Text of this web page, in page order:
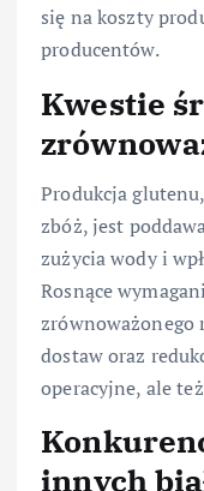
się na koszty
producentów.
Kwestie
Produkcja
zbóż, jest
zużycia wody i
Rosnące
zrównoważonego
dostaw oraz
operacyjne, ale
innych